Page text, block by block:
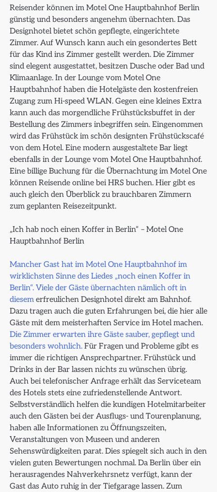
Reisender können im Motel One Hauptbahnhof Berlin
günstig und besonders angenehm übernachten. Das
Designhotel bietet schön gepflegte, eingerichtete
Zimmer. Auf Wunsch kann auch ein gesondertes Bett
für das Kind ins Zimmer gestellt werden. Die Zimmer
sind elegent ausgestattet, besitzen Dusche oder Bad und
Klimaanlage. In der Lounge vom Motel One
Hauptbahnhof haben die Hotelgäste den kostenfreien
Zugang zum Hi-speed WLAN. Gegen eine kleines Extra
kann auch das morgendliche Frühstücksbuffet in der
Bestellung des Zimmers inbegriffen sein. Eingenommen
wird das Frühstück im schön designten Frühstückscafé
von dem Hotel. Eine modern ausgestaltete Bar liegt
ebenfalls in der Lounge vom Motel One Hauptbahnhof.
Eine billige Buchung für die Übernachtung im Motel One
können Reisende online bei HRS buchen. Hier gibt es
auch gleich den Überblick zu brauchbaren Zimmern
zum geplanten Reisezeitpunkt.
„Ich hab noch einen Koffer in Berlin“ – Motel One
Hauptbahnhof Berlin
Mancher Gast hat im Motel One Hauptbahnhof im
wirklichsten Sinne des Liedes „noch einen Koffer in
Berlin“. Viele der Gäste übernachten nämlich oft in
diesem erfreulichen Designhotel direkt am Bahnhof.
Dazu tragen auch die guten Erfahrungen bei, die hier alle
Gäste mit dem meisterhaften Service im Hotel machen.
Die Zimmer erwarten ihre Gäste sauber, gepflegt und
besonders wohnlich. Für Fragen und Probleme gibt es
immer die richtigen Ansprechpartner. Frühstück und
Drinks in der Bar lassen nichts zu wünschen übrig.
Auch bei telefonischer Anfrage erhält das Serviceteam
des Hotels stets eine zufriedenstellende Antwort.
Selbstverständlich helfen die kundigen Hotelmitarbeiter
auch den Gästen bei der Ausflugs- und Tourenplanung,
haben alle Informationen zu Öffnungszeiten,
Veranstaltungen von Museen und anderen
Sehenswürdigkeiten parat. Dies spiegelt sich auch in den
vielen guten Bewertungen nochmal. Da Berlin über ein
herausragendes Nahverkehrsnetz verfügt, kann der
Gast das Auto ruhig in der Tiefgarage lassen. Zum